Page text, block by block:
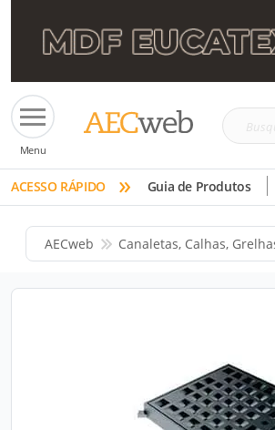
Menu
Busque
tinta,
etc
ACESSO RÁPIDO » Guia de Produtos
AECweb Canaletas, Calhas,